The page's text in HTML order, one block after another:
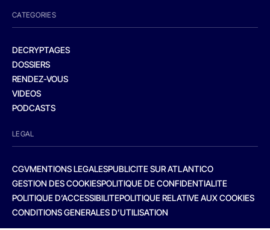
CATEGORIES
DECRYPTAGES
DOSSIERS
RENDEZ-VOUS
VIDEOS
PODCASTS
LEGAL
CGVMENTIONS LEGALESPUBLICITE SUR ATLANTICO
GESTION DES COOKIESPOLITIQUE DE CONFIDENTIALITE
POLITIQUE D’ACCESSIBILITEPOLITIQUE RELATIVE AUX COOKIES
CONDITIONS GENERALES D’UTILISATION